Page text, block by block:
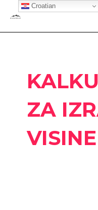
content
ZA
Croatian